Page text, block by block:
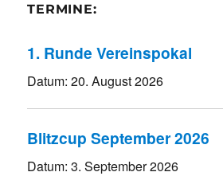
TERMINE:
1. Runde Vereinspokal
Datum:20. August 2026
Blitzcup September 2026
Datum:3. September 2026